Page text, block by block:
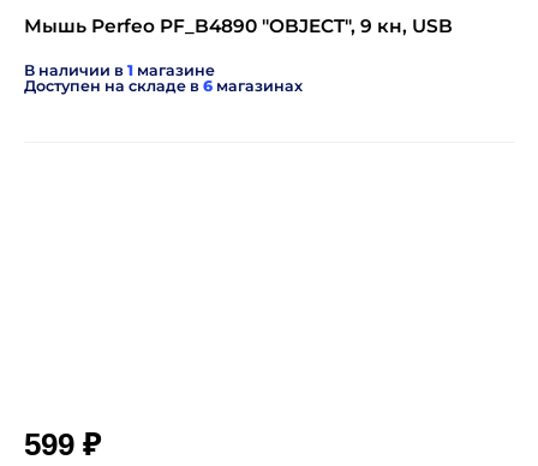
Мышь Perfeo PF_B4890 "OBJECT", 9 кн, USB
В наличии в 1 магазине
Доступен на складе в 6 магазинах
599 ₽